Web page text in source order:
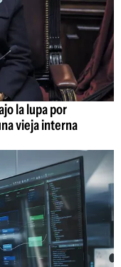
la lupa por
vieja interna